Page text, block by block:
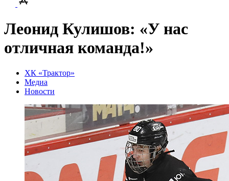
Леонид Кулишов: «У нас
отличная команда!»
ХК «Трактор»
Медиа
Новости